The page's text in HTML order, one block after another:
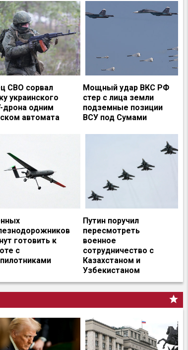
СВО сорвал
украинского
дрона одним
автомата
Мощный удар ВКС РФ
стер с лица земли
подземные позиции
ВСУ под Сумами
готовить к
с
Путин поручил
пересмотреть
военное
сотрудничество с
Казахстаном и
Узбекистаном